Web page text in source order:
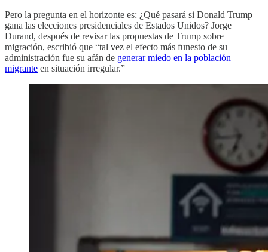
Pero la pregunta en el horizonte es: ¿Qué pasará si Donald Trump
gana las elecciones presidenciales de Estados Unidos? Jorge
Durand, después de revisar las propuestas de Trump sobre
migración, escribió que “tal vez el efecto más funesto de su
administración fue su afán de generar miedo en la población
migrante en situación irregular.”